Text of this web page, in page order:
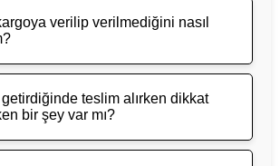
verilip verilmediğini nasıl
teslim alırken dikkat
bir şey var mı?